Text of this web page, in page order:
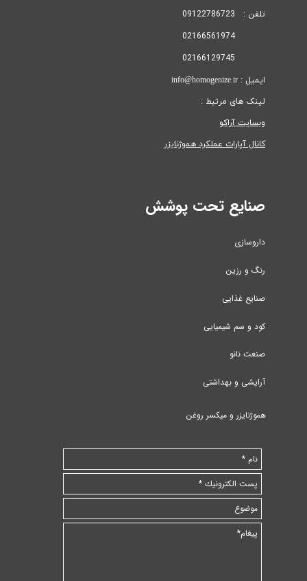
تلفن : 09122786723
02166561974
ایمیل : info@homogenize.ir
لینک های مرتبط :
وبسایت آراکو
کانال آپارات عملکرد هموژنایزر
صنایع تحت پوشش
داروسازی
رنگ و رزین
صنایع غذایی
کود و سم شیمیایی
صنعت نانو
آرایشی و بهداشتی
هموژنایزر و میکسر روغن